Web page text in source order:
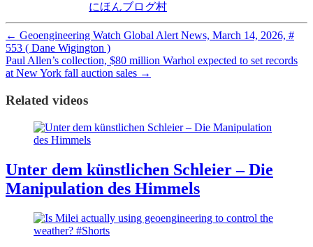
にほんブログ村
← Geoengineering Watch Global Alert News, March 14, 2026, #
553 ( Dane Wigington )
Paul Allen’s collection, $80 million Warhol expected to set records
at New York fall auction sales →
Related videos
Unter dem künstlichen Schleier – Die
Manipulation des Himmels